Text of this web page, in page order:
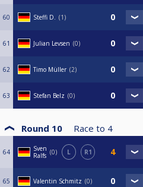
60 Steffi D. 1
61 Julian Levsen 0
62 Timo Müller 2
63 Stefan Belz 0
Round 10 Race to 4
64
Sven
Ralfs
0 L R1
65 Valentin Schmitz 0